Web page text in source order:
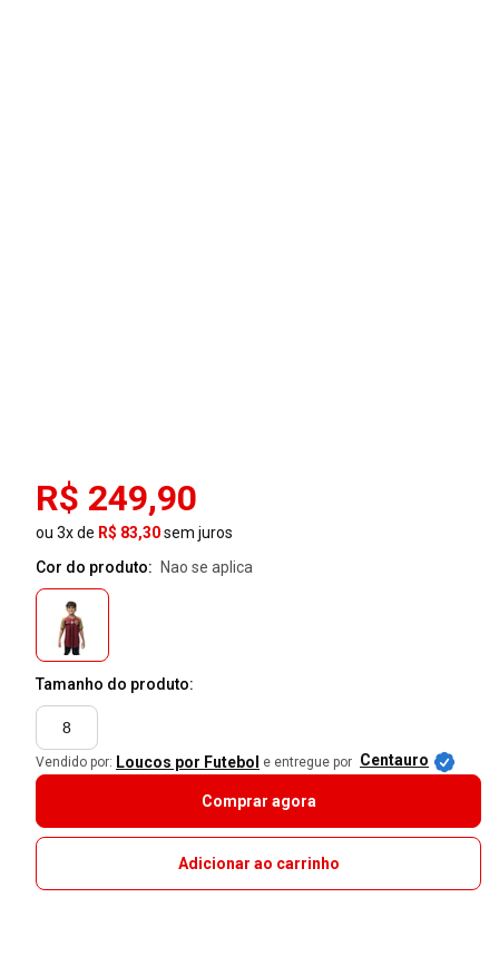
R$ 249,90
ou 3x de R$ 83,30sem juros
Cor do produto:
nao se aplica
Tamanho do produto:
8
Vendido por: Loucos por Futebol e entregue por Centauro
Comprar agora
Adicionar ao carrinho